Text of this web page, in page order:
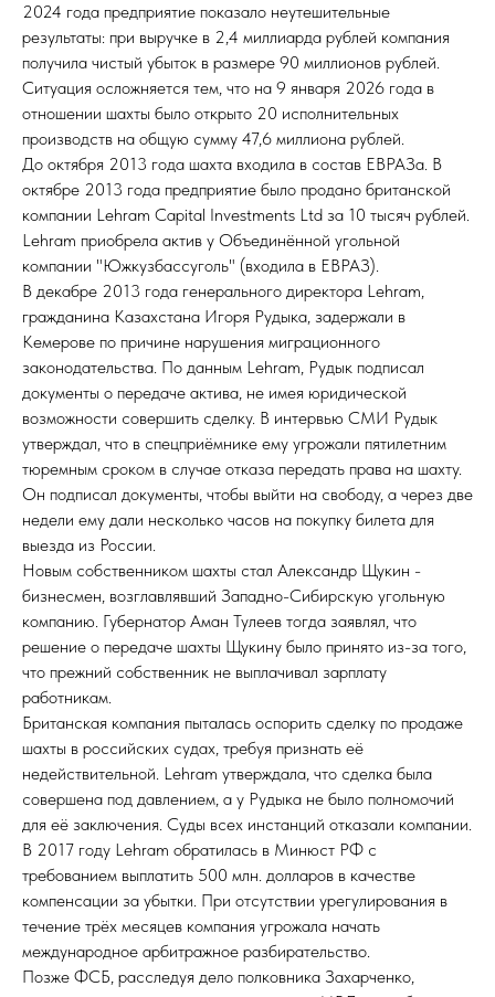
2024 года предприятие показало неутешительные
результаты: при выручке в 2,4 миллиарда рублей компания
получила чистый убыток в размере 90 миллионов рублей.
Ситуация осложняется тем, что на 9 января 2026 года в
отношении шахты было открыто 20 исполнительных
производств на общую сумму 47,6 миллиона рублей.
До октября 2013 года шахта входила в состав ЕВРАЗа. В
октябре 2013 года предприятие было продано британской
компании Lehram Capital Investments Ltd за 10 тысяч рублей.
Lehram приобрела актив у Объединённой угольной
компании "Южкузбассуголь" (входила в ЕВРАЗ).
В декабре 2013 года генерального директора Lehram,
гражданина Казахстана Игоря Рудыка, задержали в
Кемерове по причине нарушения миграционного
законодательства. По данным Lehram, Рудык подписал
документы о передаче актива, не имея юридической
возможности совершить сделку. В интервью СМИ Рудык
утверждал, что в спецприёмнике ему угрожали пятилетним
тюремным сроком в случае отказа передать права на шахту.
Он подписал документы, чтобы выйти на свободу, а через две
недели ему дали несколько часов на покупку билета для
выезда из России.
Новым собственником шахты стал Александр Щукин -
бизнесмен, возглавлявший Западно-Сибирскую угольную
компанию. Губернатор Аман Тулеев тогда заявлял, что
решение о передаче шахты Щукину было принято из-за того,
что прежний собственник не выплачивал зарплату
работникам.
Британская компания пыталась оспорить сделку по продаже
шахты в российских судах, требуя признать её
недействительной. Lehram утверждала, что сделка была
совершена под давлением, а у Рудыка не было полномочий
для её заключения. Суды всех инстанций отказали компании.
В 2017 году Lehram обратилась в Минюст РФ с
требованием выплатить 500 млн. долларов в качестве
компенсации за убытки. При отсутствии урегулирования в
течение трёх месяцев компания угрожала начать
международное арбитражное разбирательство.
Позже ФСБ, расследуя дело полковника Захарченко,